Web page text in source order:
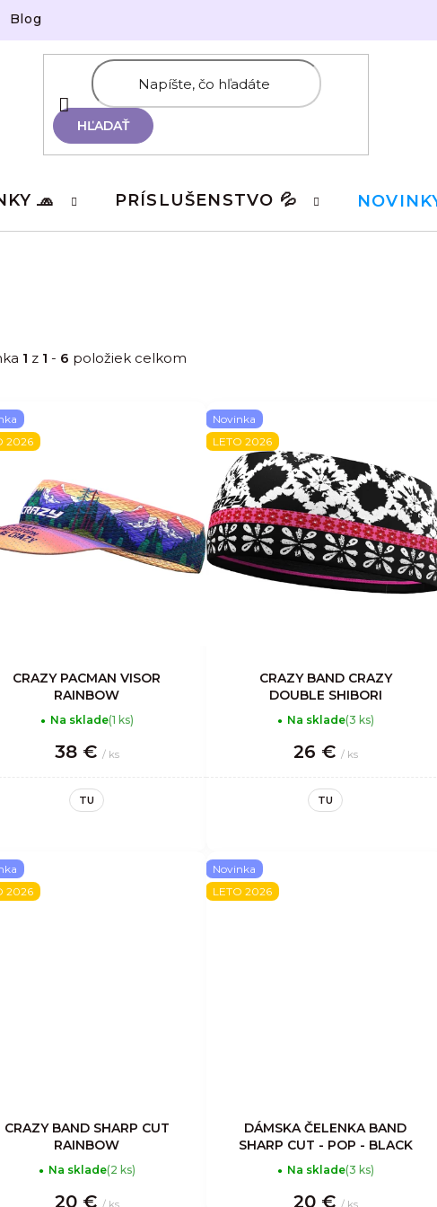
Blog
HĽADAŤ
🧢 PRÍSLUŠENSTVO 💦
1 z 1 - 6 položiek celkom
2026
CRAZY PACMAN VISOR
RAINBOW
Na sklade(1 ks)
38 € / ks
TU
Novinka
LETO 2026
CRAZY BAND CRAZY
DOUBLE SHIBORI
Na sklade(3 ks)
26 € / ks
TU
2026
CRAZY BAND SHARP CUT
RAINBOW
Na sklade(2 ks)
20 €
Novinka
LETO 2026
DÁMSKA ČELENKA BAND
SHARP CUT - POP - BLACK
Na sklade(3 ks)
20 €